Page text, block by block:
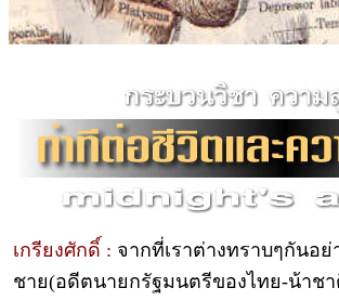
เกรียงศักดิ์ : จากที่เราต่างทราบๆกัน
ชาย(อดีตนายกรัฐมนตรีของไทย-น้าชา